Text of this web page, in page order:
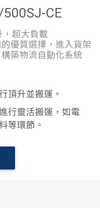
CE
，超大負載
優質選擇，進入貨架
築物流自動化系統
頂升並搬運。
行靈活搬運，如電
等環節。